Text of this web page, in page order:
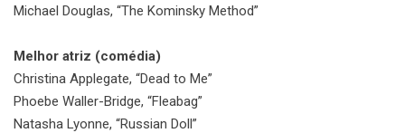
Michael Douglas, “The Kominsky Method”
Melhor atriz (comédia)
Christina Applegate, “Dead to Me”
Phoebe Waller-Bridge, “Fleabag”
Natasha Lyonne, “Russian Doll”